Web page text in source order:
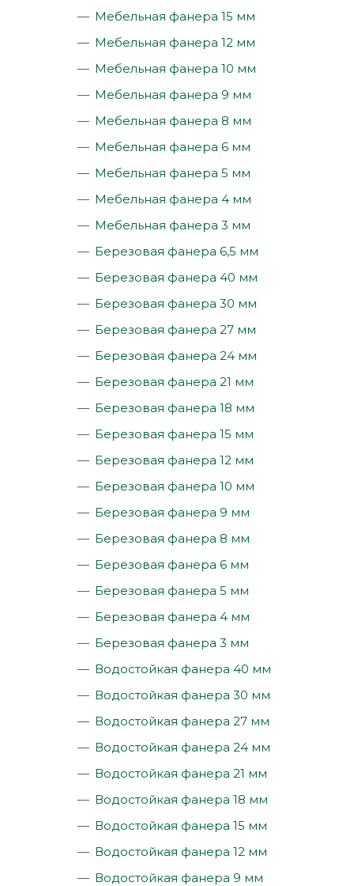
Мебельная фанера 15 мм
Мебельная фанера 12 мм
Мебельная фанера 10 мм
Мебельная фанера 9 мм
Мебельная фанера 8 мм
Мебельная фанера 6 мм
Мебельная фанера 5 мм
Мебельная фанера 4 мм
Мебельная фанера 3 мм
Березовая фанера 6,5 мм
Березовая фанера 40 мм
Березовая фанера 30 мм
Березовая фанера 27 мм
Березовая фанера 24 мм
Березовая фанера 21 мм
Березовая фанера 18 мм
Березовая фанера 15 мм
Березовая фанера 12 мм
Березовая фанера 10 мм
Березовая фанера 9 мм
Березовая фанера 8 мм
Березовая фанера 6 мм
Березовая фанера 5 мм
Березовая фанера 4 мм
Березовая фанера 3 мм
Водостойкая фанера 40 мм
Водостойкая фанера 30 мм
Водостойкая фанера 27 мм
Водостойкая фанера 24 мм
Водостойкая фанера 21 мм
Водостойкая фанера 18 мм
Водостойкая фанера 15 мм
Водостойкая фанера 12 мм
Водостойкая фанера 9 мм